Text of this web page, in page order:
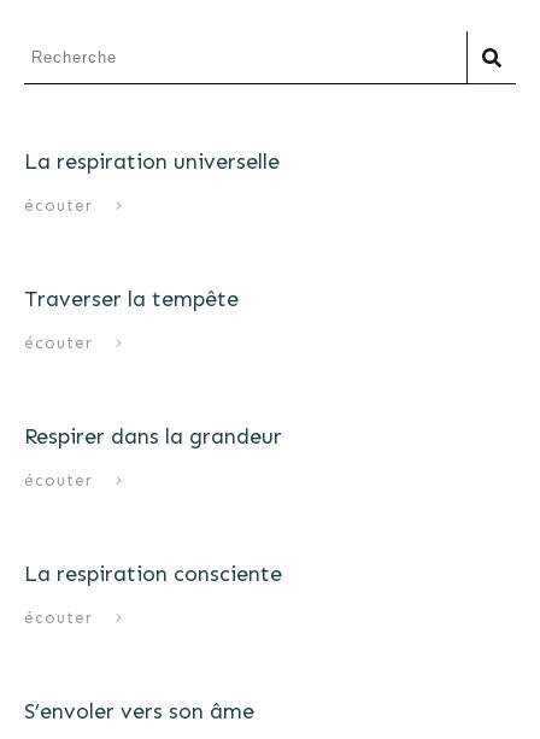
La respiration universelle
écouter
Traverser la tempête
écouter
Respirer dans la grandeur
écouter
La respiration consciente
écouter
S’envoler vers son âme